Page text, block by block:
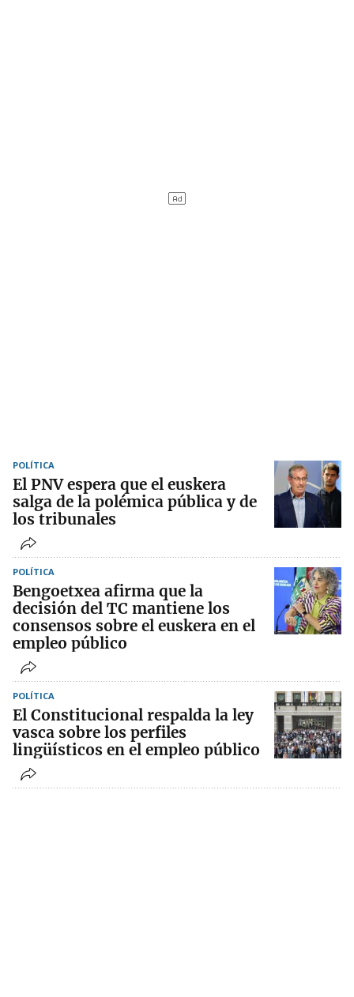
POLÍTICA
El PNV espera que el euskera
salga de la polémica pública y de
los tribunales
POLÍTICA
Bengoetxea afirma que la
decisión del TC mantiene los
consensos sobre el euskera en el
empleo público
POLÍTICA
El Constitucional respalda la ley
vasca sobre los perfiles
lingüísticos en el empleo público